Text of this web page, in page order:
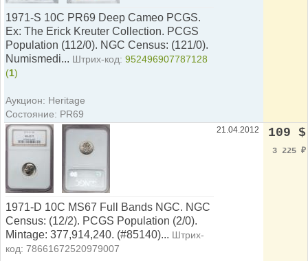
1971-S 10C PR69 Deep Cameo PCGS.
Ex: The Erick Kreuter Collection. PCGS
Population (112/0). NGC Census: (121/0).
Numismedi... Штрих-код: 952496907787128
(1)
Аукцион: Heritage
Состояние: PR69
1971-D 10C MS67 Full Bands NGC. NGC
Census: (12/2). PCGS Population (2/0).
Mintage: 377,914,240. (#85140)... Штрих-
код: 78661672520979007
21.04.2012 109 $
3 225 ₽